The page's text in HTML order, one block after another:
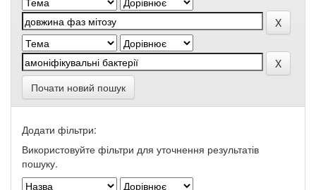
Почати новий пошук
Додати фільтри:
Використовуйте фільтри для уточнення результатів
пошуку.